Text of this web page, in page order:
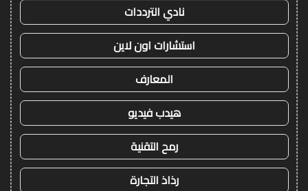
نادي الترددات
استشارات اون لاين
المعارف
هيدب فيديو
رمح التقنية
رذاذ التجارة